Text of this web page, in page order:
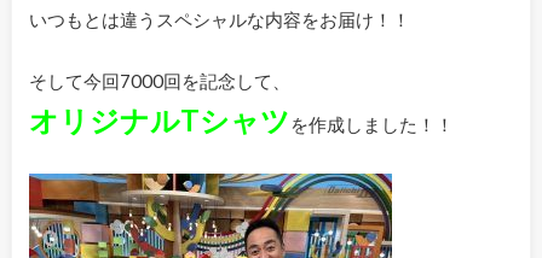
いつもとは違うスペシャルな内容をお届け！！
そして今回7000回を記念して、
オリジナルTシャツ を作成しました！！